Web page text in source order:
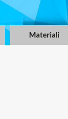
Materiali